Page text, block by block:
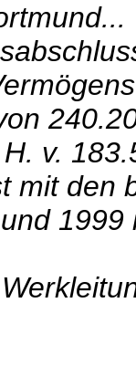
v.
mit den